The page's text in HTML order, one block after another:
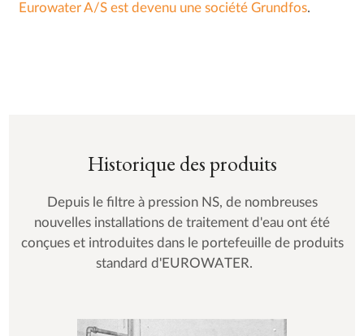
Eurowater A/S est devenu une société Grundfos.
Historique des produits
Depuis le filtre à pression NS, de nombreuses
nouvelles installations de traitement d'eau ont été
conçues et introduites dans le portefeuille de produits
standard d'EUROWATER.